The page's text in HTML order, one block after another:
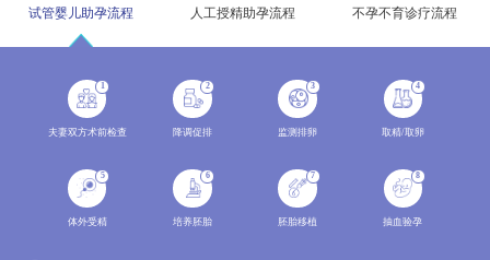
2026-08
06 人工授精和试管婴儿哪个成功率更高？
2026-08
冻胚做第三代试管婴儿PGT，效果会比新鲜囊胚差吗？
移植后出血是宫外孕吗？
试管婴儿助孕流程 人工授精助孕流程 不孕不育诊疗流程
1
夫妻双方术前检查
2
降调促排
3
监测排卵
4
取精/取卵
5
体外受精
6
培养胚胎
7
胚胎移植
8
抽血验孕